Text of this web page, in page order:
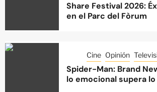
Share Festival 2026:
en el Parc del Fòrum
Cine Opinión
Spider-Man: Brand
lo emocional supera